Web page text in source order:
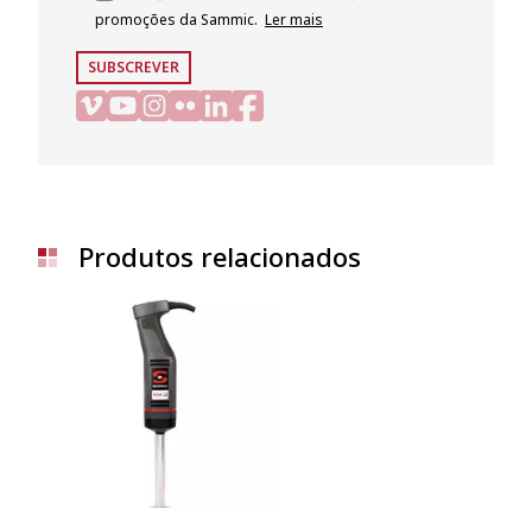
promoções da Sammic. Ler mais
SUBSCREVER
Produtos relacionados